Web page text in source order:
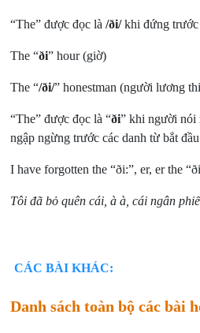
“The” được đọc là/ði/khi đứng
The “ði” hour (giờ)
The “/ði/” honestman (người lương
“The” được đọc là “ði” khi người nói
ngập ngừng trước các danh từ bắt
I have forgotten the “ði:”, er, er the
Tôi đã bỏ quên cái, à à, cái ngân
CÁC BÀI KHÁC:
Danh sách toàn bộ các bài